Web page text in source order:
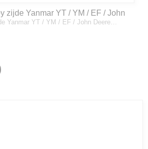
zijde Yanmar YT / YM / EF / John
Yanmar YT / YM / EF / John Deere…